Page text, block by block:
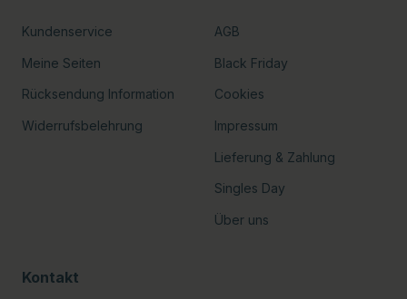
Kundenservice
Meine Seiten
Rücksendung Information
Widerrufsbelehrung
AGB
Black Friday
Cookies
Impressum
Lieferung & Zahlung
Singles Day
Über uns
Kontakt